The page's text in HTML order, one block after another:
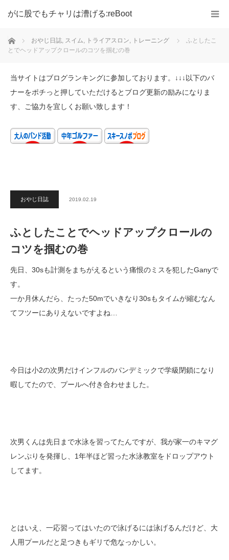
がに股でもチャリは漕げる:reBoot
ホーム おやじ日誌, スイム, トライアスロン, トレーニング
ふとしたこ
とでヘッドアップクロールのコツを掴むの巻
当サイトはブログランキングに参加しております。↓↓↓以下のバ
ナーをポチっと押していただけるとブログ更新の励みになりま
す、ご協力を宜しくお願い致します！
おやじ日誌 2019.02.19
ふとしたことでヘッドアップクロールの
コツを掴むの巻
先日、30sも計測をまちがえるという痛恨のミスを犯したGanyで
す。
一か月休んだら、たった50mでいきなり30sもタイムが縮むなん
てフツーにありえないですよね…
今日は小2の次男だけインフルのパンデミックで学級閉鎖になり
暇してたので、プールへ付き合わせました。
次男くんは先日まで水泳を習ってたんですが、我が家一のキマグ
レンぷりを発揮し、1年半ほど習った水泳教室をドロップアウト
してます。
とはいえ、一応習ってはいたので泳げるには泳げるんだけど、大
人用プールだと足つきもギリで危なっかしい。